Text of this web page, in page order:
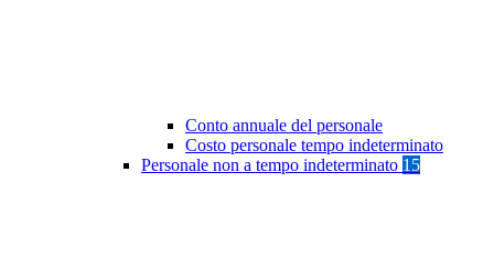
Conto annuale del personale
Costo personale tempo indeterminato
Personale non a tempo indeterminato 15